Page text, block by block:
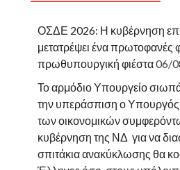
ΟΣΔΕ 2026: Η κυβέρνηση
μετατρέψει ένα πρωτοφανές
πρωθυπουργική φιέστα06/
Το αρμόδιο Υπουργείο
την υπεράσπιση ο Υπουργός
των οικονομικών
κυβέρνηση της ΝΔ για να
σπιτάκια ανακύκλωσης θα